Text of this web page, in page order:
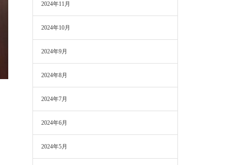
2024年11月
2024年10月
2024年9月
2024年8月
2024年7月
2024年6月
2024年5月